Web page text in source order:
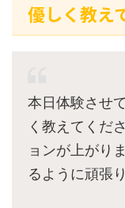
優しく教え
本日体験させ
く教えてくだ
ョンが上がり
るように頑張